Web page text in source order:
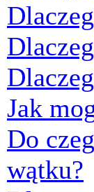
Jak
Do
wątku?